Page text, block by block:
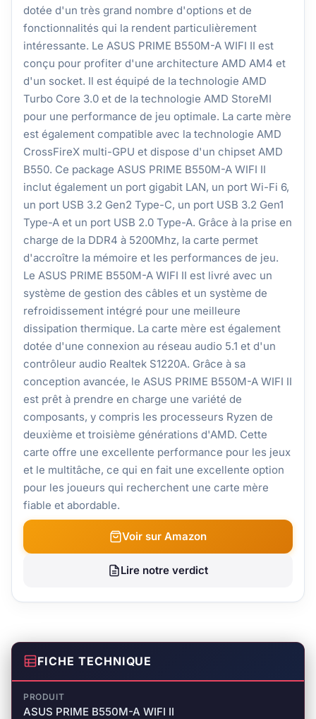
dotée d'un très grand nombre d'options et de
fonctionnalités qui la rendent particulièrement
intéressante. Le ASUS PRIME B550M-A WIFI II est
conçu pour profiter d'une architecture AMD AM4 et
d'un socket. Il est équipé de la technologie AMD
Turbo Core 3.0 et de la technologie AMD StoreMI
pour une performance de jeu optimale. La carte mère
est également compatible avec la technologie AMD
CrossFireX multi-GPU et dispose d'un chipset AMD
B550. Ce package ASUS PRIME B550M-A WIFI II
inclut également un port gigabit LAN, un port Wi-Fi 6,
un port USB 3.2 Gen2 Type-C, un port USB 3.2 Gen1
Type-A et un port USB 2.0 Type-A. Grâce à la prise en
charge de la DDR4 à 5200Mhz, la carte permet
d'accroître la mémoire et les performances de jeu.
Le ASUS PRIME B550M-A WIFI II est livré avec un
système de gestion des câbles et un système de
refroidissement intégré pour une meilleure
dissipation thermique. La carte mère est également
dotée d'une connexion au réseau audio 5.1 et d'un
contrôleur audio Realtek S1220A. Grâce à sa
conception avancée, le ASUS PRIME B550M-A WIFI II
est prêt à prendre en charge une variété de
composants, y compris les processeurs Ryzen de
deuxième et troisième générations d'AMD. Cette
carte offre une excellente performance pour les jeux
et le multitâche, ce qui en fait une excellente option
pour les joueurs qui recherchent une carte mère
fiable et abordable.
Voir sur Amazon
Lire notre verdict
FICHE TECHNIQUE
PRODUIT
ASUS PRIME B550M-A WIFI II